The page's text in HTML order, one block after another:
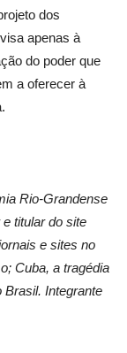
dos
apenas à
do poder que
a oferecer à
Rio-Grandense
titular do site
e sites no
Cuba, a tragédia
Brasil. Integrante